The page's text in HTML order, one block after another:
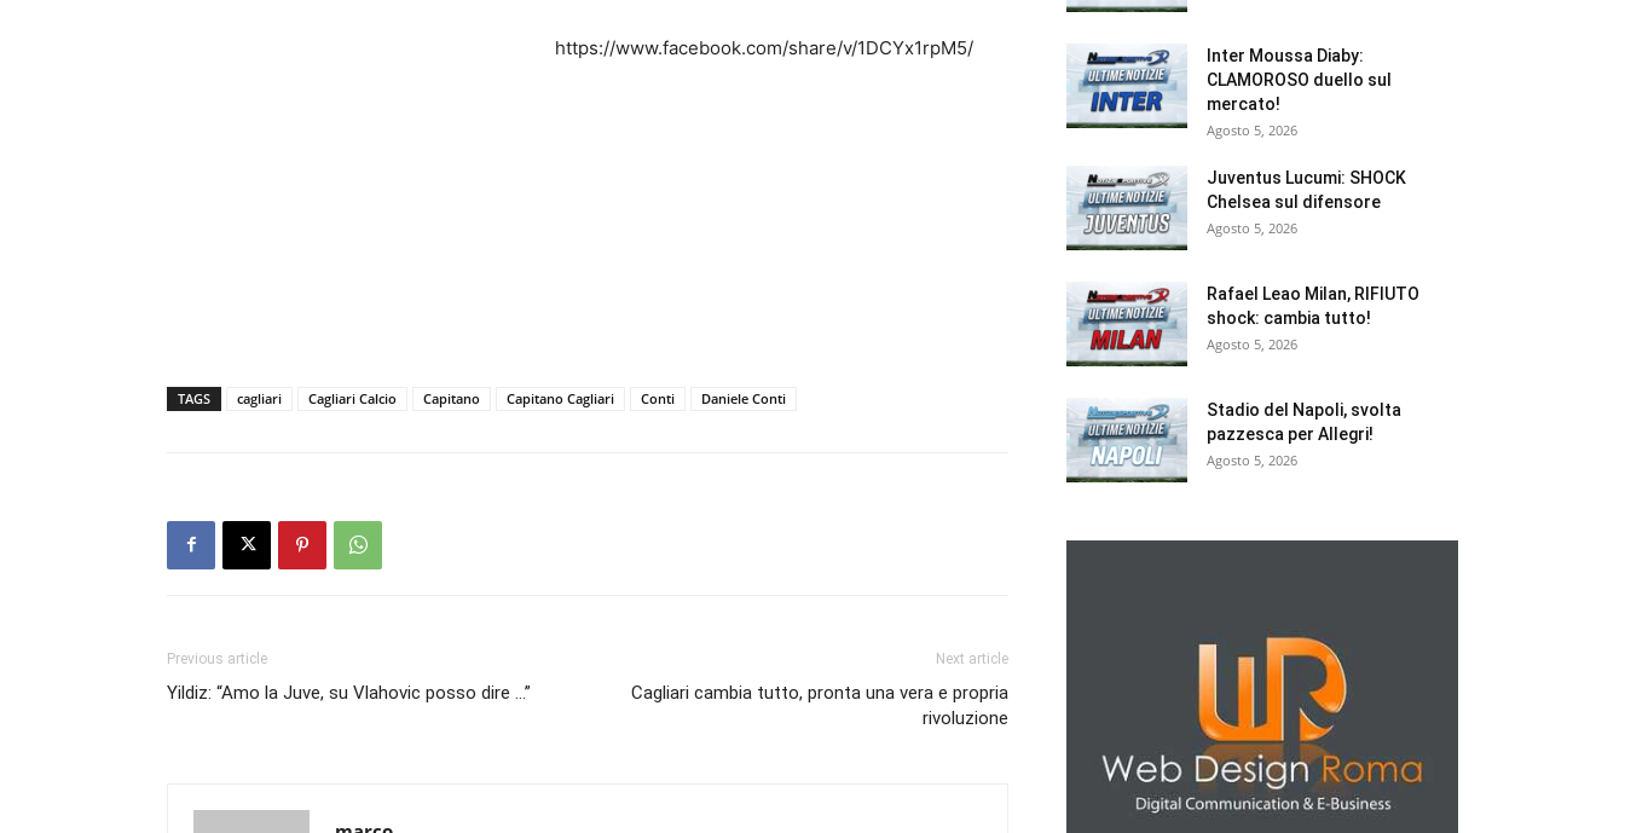
https://www.facebook.com/share/v/1DCYx1rpM5/
TAGS cagliari Cagliari Calcio Capitano Capitano Cagliari Conti Daniele Conti
Previous article
Yildiz: “Amo la Juve, su Vlahovic posso dire …”
Next article
Cagliari cambia tutto, pronta una vera e propria
rivoluzione
Inter Moussa Diaby:
CLAMOROSO duello sul
mercato!
Agosto 5, 2026
Juventus Lucumi: SHOCK
Chelsea sul difensore
Agosto 5, 2026
Rafael Leao Milan, RIFIUTO
shock: cambia tutto!
Agosto 5, 2026
Stadio del Napoli, svolta
pazzesca per Allegri!
Agosto 5, 2026